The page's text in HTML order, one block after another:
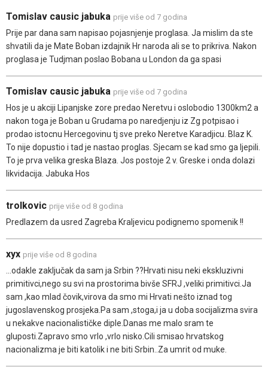
Tomislav causic jabuka prije više od 7 godina
Prije par dana sam napisao pojasnjenje proglasa. Ja mislim da ste
shvatili da je Mate Boban izdajnik Hr naroda ali se to prikriva. Nakon
proglasa je Tudjman poslao Bobana u London da ga spasi
Tomislav causic jabuka prije više od 7 godina
Hos je u akciji Lipanjske zore predao Neretvu i oslobodio 1300km2 a
nakon toga je Boban u Grudama po naredjenju iz Zg potpisao i
prodao istocnu Hercegovinu tj sve preko Neretve Karadjicu. Blaz K.
To nije dopustio i tad je nastao proglas. Sjecam se kad smo ga ljepili.
To je prva velika greska Blaza. Jos postoje 2 v. Greske i onda dolazi
likvidacija. Jabuka Hos
trolkovic prije više od 8 godina
Predlazem da usred Zagreba Kraljevicu podignemo spomenik !!
xyx prije više od 8 godina
...odakle zaključak da sam ja Srbin ??Hrvati nisu neki ekskluzivni
primitivci,nego su svi na prostorima bivše SFRJ ,veliki primitivci.Ja
sam ,kao mlad čovik,virova da smo mi Hrvati nešto iznad tog
jugoslavenskog prosjeka.Pa sam ,stoga,i ja u doba socijalizma svira
u nekakve nacionalističke diple.Danas me malo sram te
gluposti.Zapravo smo vrlo ,vrlo nisko.Cili smisao hrvatskog
nacionalizma je biti katolik i ne biti Srbin..Za umrit od muke.